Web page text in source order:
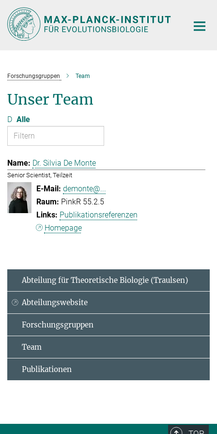
Hauptinhalt
Forschungsgruppen Team
Unser Team
D Alle
Dr. Silvia De Monte
Senior Scientist, Teilzeit
demonte@...
PinkR 55.2.5
Publikationsreferenzen
Homepage
Abteilung für Theoretische Biologie (Traulsen)
Abteilungswebsite
Forschungsgruppen
Team
Publikationen